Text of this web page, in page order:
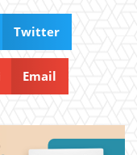
Twitter
Email